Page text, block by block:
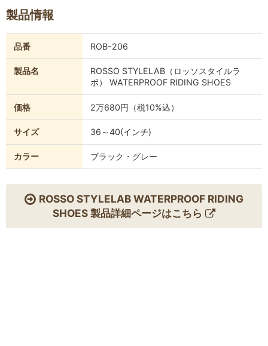
製品情報
品番 ROB-206
製品名
ROSSO STYLELAB（ロッソスタイルラ
ボ） WATERPROOF RIDING SHOES
価格 2万680円（税10%込）
サイズ 36～40(インチ)
カラー ブラック・グレー
ROSSO STYLELAB WATERPROOF RIDING
SHOES 製品詳細ページはこちら